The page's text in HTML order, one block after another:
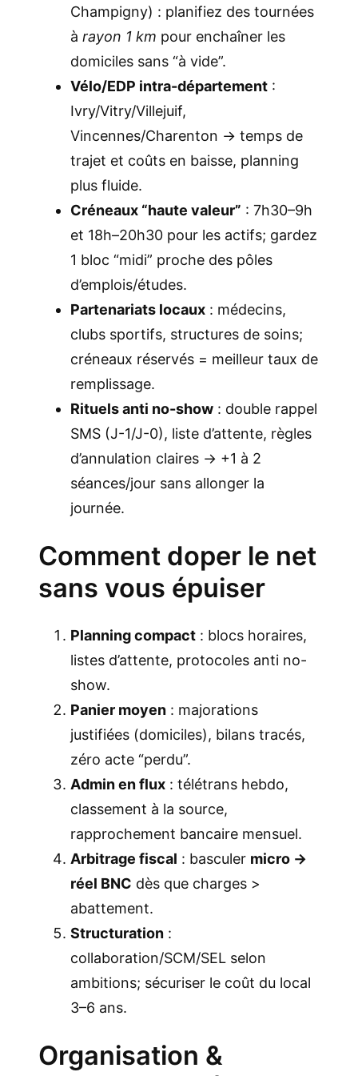
Champigny) : planifiez des tournées
à rayon 1 km pour enchaîner les
domiciles sans “à vide”.
Vélo/EDP intra-département :
Ivry/Vitry/Villejuif,
Vincennes/Charenton → temps de
trajet et coûts en baisse, planning
plus fluide.
Créneaux “haute valeur” : 7h30–9h
et 18h–20h30 pour les actifs; gardez
1 bloc “midi” proche des pôles
d’emplois/études.
Partenariats locaux : médecins,
clubs sportifs, structures de soins;
créneaux réservés = meilleur taux de
remplissage.
Rituels anti no-show : double rappel
SMS (J-1/J-0), liste d’attente, règles
d’annulation claires → +1 à 2
séances/jour sans allonger la
journée.
Comment doper le net
sans vous épuiser
Planning compact : blocs horaires,
listes d’attente, protocoles anti no-
show.
Panier moyen : majorations
justifiées (domiciles), bilans tracés,
zéro acte “perdu”.
Admin en flux : télétrans hebdo,
classement à la source,
rapprochement bancaire mensuel.
Arbitrage fiscal : basculer micro →
réel BNC dès que charges >
abattement.
Structuration :
collaboration/SCM/SEL selon
ambitions; sécuriser le coût du local
3–6 ans.
Organisation &